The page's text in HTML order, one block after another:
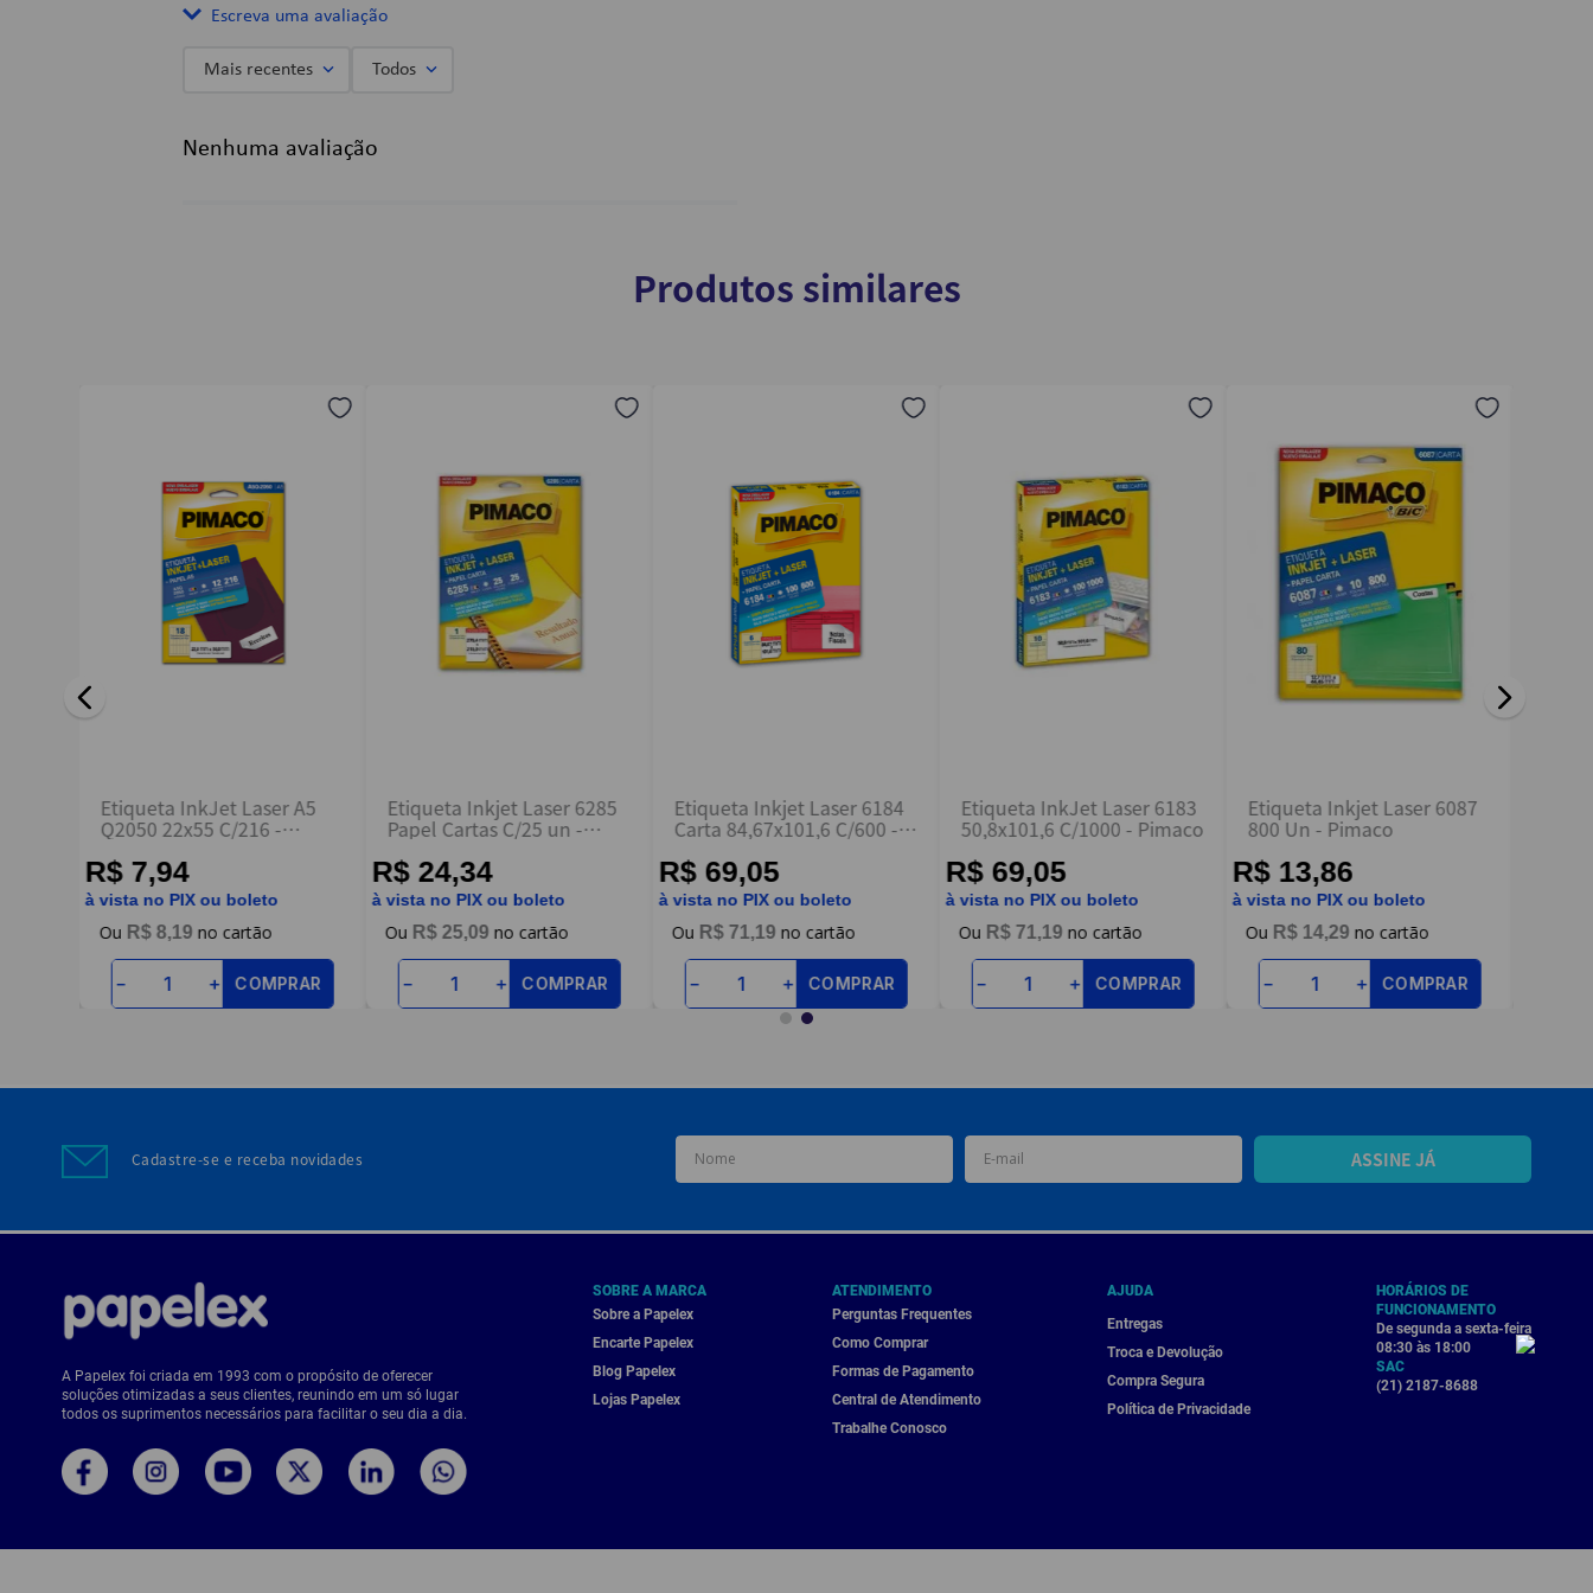
Escreva uma avaliação
Título
Escreva uma avaliação
Mais recentes Todos
Nenhuma avaliação
Produtos similares
Etiqueta InkJet Laser A5
Q2050 22x55 C/216 -
R$ 7,94
à vista no PIX ou boleto
R$ 8,19
＋
－ COMPRAR
Etiqueta Inkjet Laser 6285
Papel Cartas C/25 un -
R$ 24,34
à vista no PIX ou boleto
R$ 25,09
＋
－ COMPRAR
Etiqueta Inkjet Laser 6184
Carta 84,67x101,6 C/600 -
R$ 69,05
à vista no PIX ou boleto
R$ 71,19
＋
－ COMPRAR
Etiqueta InkJet Laser 6183
50,8x101,6 C/1000 - Pimaco
R$ 69,05
à vista no PIX ou boleto
R$ 71,19
＋
－ COMPRAR
Etiqueta Inkjet Laser 6087
800 Un - Pimaco
R$ 13,86
à vista no PIX ou boleto
R$ 14,29
＋
－ COMPRAR
Cadastre-se e receba novidades ASSINE JÁ
A Papelex foi criada em 1993 com o propósito de oferecer
soluções otimizadas a seus clientes, reunindo em um só lugar
todos os suprimentos necessários para facilitar o seu dia a dia.
SOBRE A MARCA
Sobre a Papelex
Encarte Papelex
Blog Papelex
Lojas Papelex
ATENDIMENTO
Perguntas Frequentes
Como Comprar
Formas de Pagamento
Central de Atendimento
Trabalhe Conosco
AJUDA
Entregas
Troca e Devolução
Compra Segura
Política de Privacidade
HORÁRIOS DE
FUNCIONAMENTO
De segunda a sexta-feira
08:30 às 18:00
SAC
(21) 2187-8688